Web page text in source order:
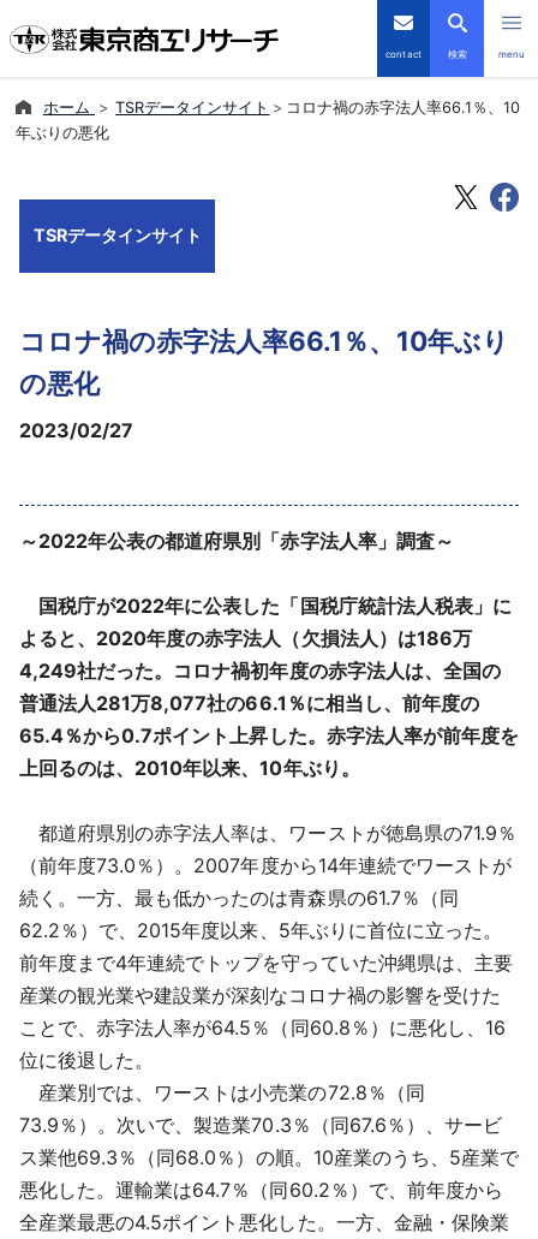
contact 検索 menu
導入事例
よくあるご質問
English
ホーム TSRデータインサイト
コロナ禍の赤字法人率66.1％、10
年ぶりの悪化
TSRデータインサイト
コロナ禍の赤字法人率66.1％、10年ぶり
の悪化
2023/02/27
～2022年公表の都道府県別「赤字法人率」調査～
国税庁が2022年に公表した「国税庁統計法人税表」に
よると、2020年度の赤字法人（欠損法人）は186万
4,249社だった。コロナ禍初年度の赤字法人は、全国の
普通法人281万8,077社の66.1％に相当し、前年度の
65.4％から0.7ポイント上昇した。赤字法人率が前年度を
上回るのは、2010年以来、10年ぶり。
都道府県別の赤字法人率は、ワーストが徳島県の71.9％
（前年度73.0％）。2007年度から14年連続でワーストが
続く。一方、最も低かったのは青森県の61.7％（同
62.2％）で、2015年度以来、5年ぶりに首位に立った。
前年度まで4年連続でトップを守っていた沖縄県は、主要
産業の観光業や建設業が深刻なコロナ禍の影響を受けた
ことで、赤字法人率が64.5％（同60.8％）に悪化し、16
位に後退した。
産業別では、ワーストは小売業の72.8％（同
73.9％）。次いで、製造業70.3％（同67.6％）、サービ
ス業他69.3％（同68.0％）の順。10産業のうち、5産業で
悪化した。運輸業は64.7％（同60.2％）で、前年度から
全産業最悪の4.5ポイント悪化した。一方、金融・保険業